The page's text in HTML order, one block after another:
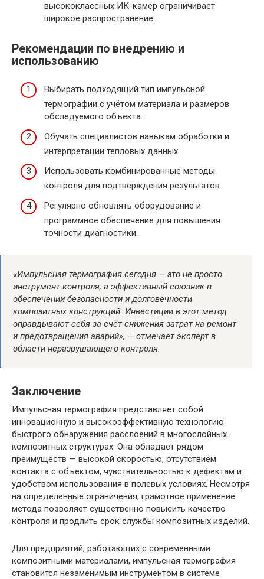
высококлассных ИК-камер ограничивает
широкое распространение.
Рекомендации по внедрению и
использованию
Выбирать подходящий тип импульсной
термографии с учётом материала и размеров
обследуемого объекта.
Обучать специалистов навыкам обработки и
интерпретации тепловых данных.
Использовать комбинированные методы
контроля для подтверждения результатов.
Регулярно обновлять оборудование и
программное обеспечение для повышения
точности диагностики.
«Импульсная термография сегодня — это не просто
инструмент контроля, а эффективный союзник в
обеспечении безопасности и долговечности
композитных конструкций. Инвестиции в этот метод
оправдывают себя за счёт снижения затрат на ремонт
и предотвращения аварий», — отмечает эксперт в
области неразрушающего контроля.
Заключение
Импульсная термография представляет собой
инновационную и высокоэффективную технологию
быстрого обнаружения расслоений в многослойных
композитных структурах. Она обладает рядом
преимуществ — высокой скоростью, отсутствием
контакта с объектом, чувствительностью к дефектам и
удобством использования в полевых условиях. Несмотря
на определённые ограничения, грамотное применение
метода позволяет существенно повысить качество
контроля и продлить срок службы композитных изделий.
Для предприятий, работающих с современными
композитными материалами, импульсная термография
становится незаменимым инструментом в системе